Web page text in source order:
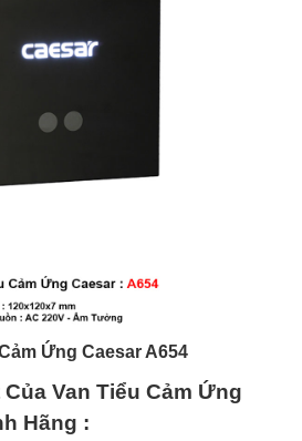
Ứng Caesar A654
Van Tiểu Cảm Ứng
Hãng :